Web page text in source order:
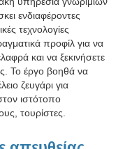
ενδιαφέροντες
τεχνολογίες
προφίλ για να
και να ξεκινήσετε
Το έργο βοηθά να
ζευγάρι για
ιστότοπο
τουρίστες.